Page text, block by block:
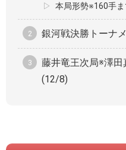
本局形勢※160手
銀河戦決勝トーナ
藤井竜王次局※澤田
(12/8)